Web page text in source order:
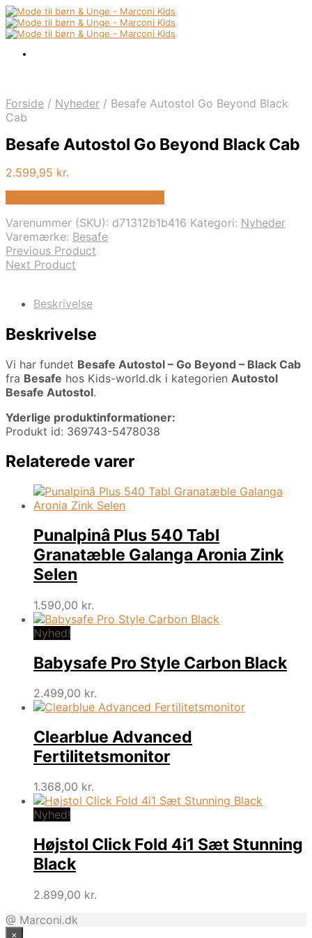
Forside / Nyheder / Besafe Autostol Go Beyond Black
Cab
Besafe Autostol Go Beyond Black Cab
2.599,95 kr.
Varenummer (SKU): d71312b1b416 Kategori: Nyheder
Varemærke: Besafe
Previous Product
Next Product
Beskrivelse
Beskrivelse
Vi har fundet Besafe Autostol – Go Beyond – Black Cab
fra Besafe hos Kids-world.dk i kategorien Autostol
Besafe Autostol.
Yderlige produktinformationer:
Produkt id: 369743-5478038
Relaterede varer
Punalpinâ Plus 540 Tabl
Granatæble Galanga Aronia Zink
Selen
1.590,00 kr.
Nyhed!
Babysafe Pro Style Carbon Black
2.499,00 kr.
Clearblue Advanced
Fertilitetsmonitor
1.368,00 kr.
Nyhed!
Højstol Click Fold 4i1 Sæt Stunning
Black
2.899,00 kr.
@ Marconi.dk
×